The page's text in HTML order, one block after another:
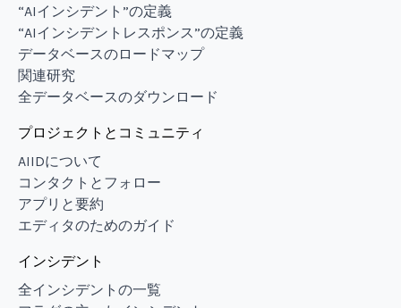
“AIインシデント”の定義
“AIインシデントレスポンス”の定義
データベースのロードマップ
関連研究
全データベースのダウンロード
プロジェクトとコミュニティ
AIIDについて
コンタクトとフォロー
アプリと要約
エディタのためのガイド
インシデント
全インシデントの一覧